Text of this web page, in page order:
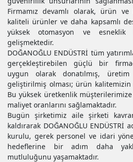
Firmamız devamlı olarak, ürün
kaliteli ürünler ve daha kapsamlı
yüksek otomasyon ve esneklik
gelişmektedir.
DOĞANOĞLU ENDÜSTRİ tüm
gerçekleştirebilen güçlü bir
uygun olarak donatılmış, üretim
geliştirilmiş olması; ürün kalitemizin
Bu yüksek üretkenlik
maliyet oranlarını sağlamaktadır.
Bugün şirketimiz aile şirketi
kaldırarak DOĞANOĞLU ENDÜSTRİ
kurulu, gerek personel ve idari
hedeflerine bir adım daha
mutluluğunu yaşamaktadır.